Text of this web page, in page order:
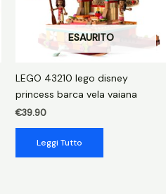
ESAURITO
LEGO 43210 lego disney
princess barca vela vaiana
€39.90
Leggi Tutto